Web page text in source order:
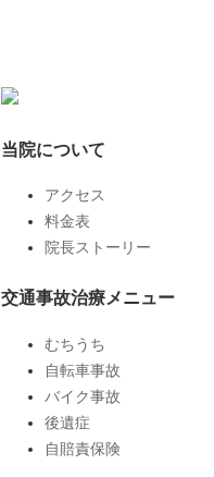
当院について
アクセス
料金表
院長ストーリー
交通事故治療メニュー
むちうち
自転車事故
バイク事故
後遺症
自賠責保険